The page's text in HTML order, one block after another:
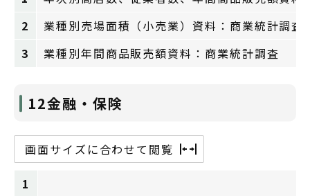
2
業種別売場面積（小売業）資料：商業統計調査
3
業種別年間商品販売額資料：商業統計調査
12金融・保険
画面サイズに合わせて閲覧
1